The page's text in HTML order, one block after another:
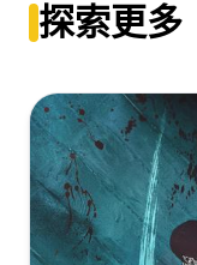
[143.41G] 复制
你好1983[60帧率
幕
BlackTV
[75.4G] 复制
你好1983[全36集
幕
探索更多